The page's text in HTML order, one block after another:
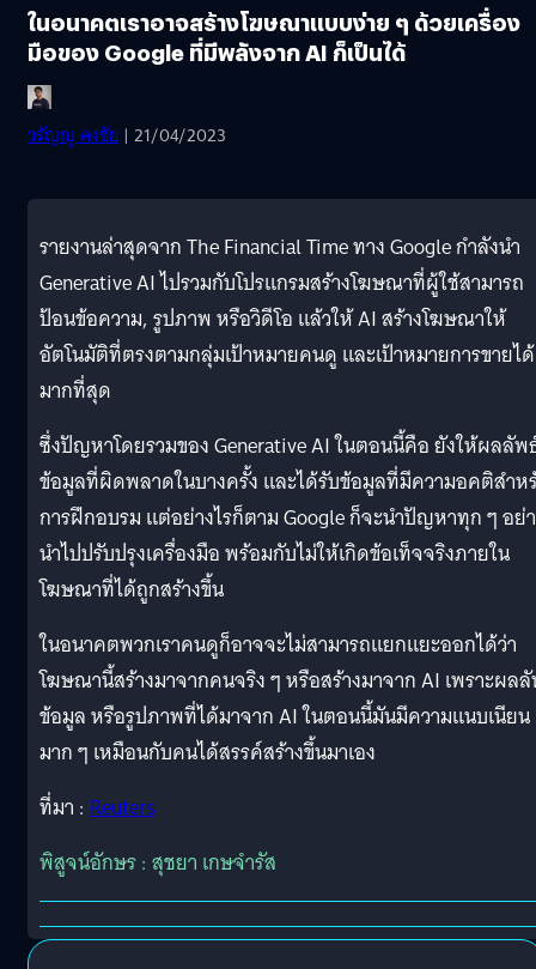
ในอนาคตเราอาจสร้างโฆษณาแบบง่าย ๆ ด้วยเครื่อง
มือของ Google ที่มีพลังจาก AI ก็เป็นได้
วรัญญู คงชัย | 21/04/2023
รายงานล่าสุดจาก The Financial Time ทาง Google กำลังนำ
Generative AI ไปรวมกับโปรแกรมสร้างโฆษณาที่ผู้ใช้สามารถ
ป้อนข้อความ, รูปภาพ หรือวิดีโอ แล้วให้ AI สร้างโฆษณาให้
อัตโนมัติที่ตรงตามกลุ่มเป้าหมายคนดู และเป้าหมายการขายได้
มากที่สุด
ซึ่งปัญหาโดยรวมของ Generative AI ในตอนนี้คือ ยังให้ผลลัพ
ข้อมูลที่ผิดพลาดในบางครั้ง และได้รับข้อมูลที่มีความอคติสำห
การฝึกอบรม แต่อย่างไรก็ตาม Google ก็จะนำปัญหาทุก ๆ อย่
นำไปปรับปรุงเครื่องมือ พร้อมกับไม่ให้เกิดข้อเท็จจริงภายใน
โฆษณาที่ได้ถูกสร้างขึ้น
ในอนาคตพวกเราคนดูก็อาจจะไม่สามารถแยกแยะออกได้ว่า
โฆษณานี้สร้างมาจากคนจริง ๆ หรือสร้างมาจาก AI เพราะผล
ข้อมูล หรือรูปภาพที่ได้มาจาก AI ในตอนนี้มันมีความแนบเนียน
มาก ๆ เหมือนกับคนได้สรรค์สร้างขึ้นมาเอง
ที่มา : Reuters
พิสูจน์อักษร : สุชยา เกษจำรัส